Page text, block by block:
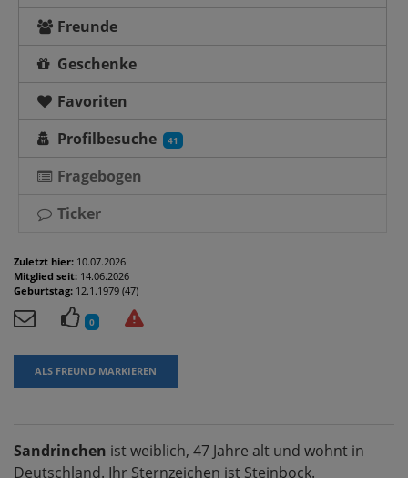
Freunde
Geschenke
Favoriten
Profilbesuche
41
Fragebogen
Ticker
Zuletzt hier: 10.07.2026
Mitglied seit: 14.06.2026
Geburtstag: 12.1.1979 (47)
0
ALS FREUND MARKIEREN
Sandrinchen ist weiblich, 47 Jahre alt und wohnt in
Deutschland. Ihr Sternzeichen ist Steinbock.